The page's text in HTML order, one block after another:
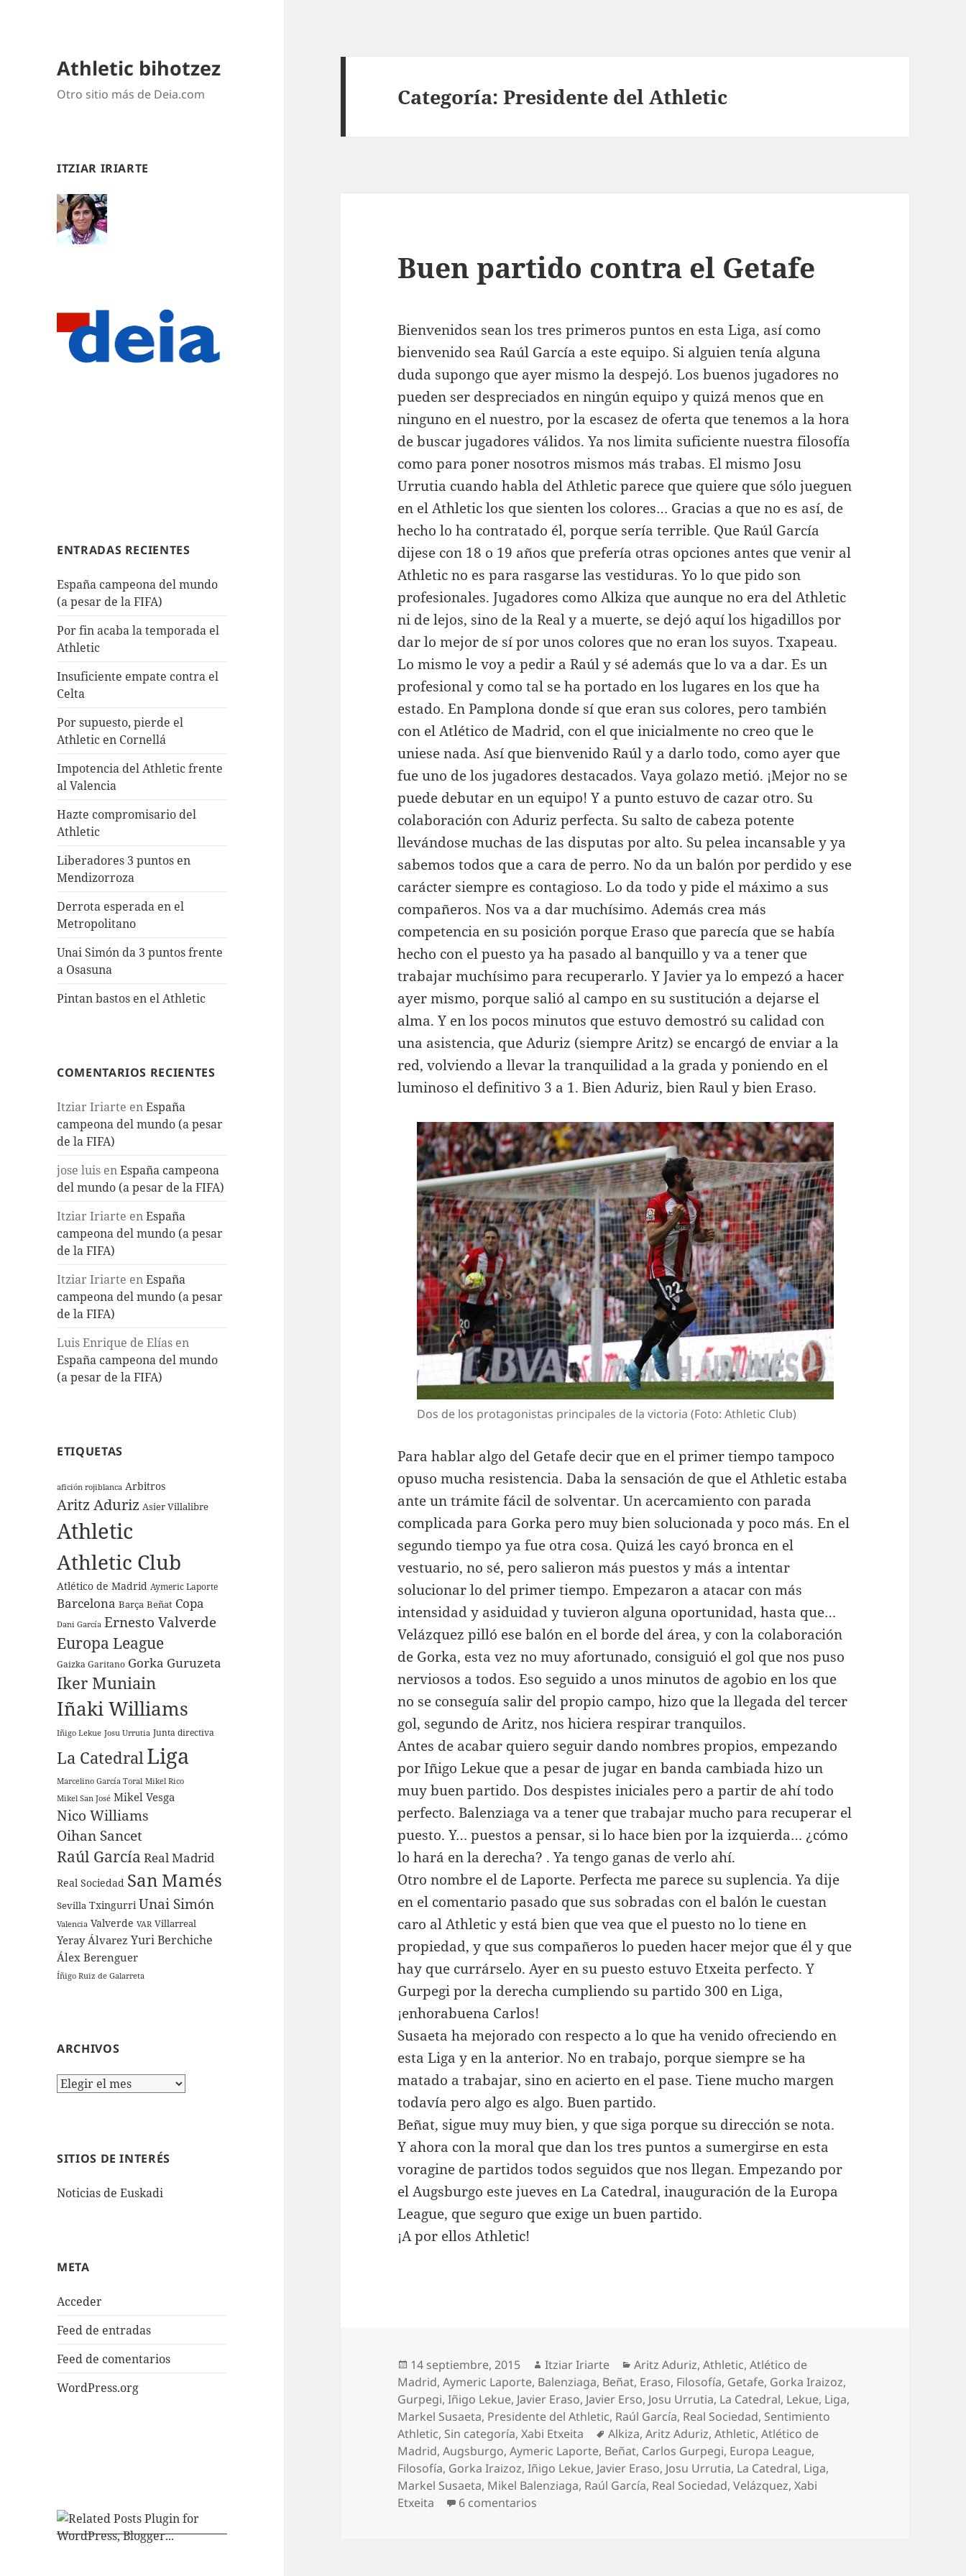
Athletic bihotzez
Otro sitio más de Deia.com
ITZIAR IRIARTE
ENTRADAS RECIENTES
España campeona del mundo
(a pesar de la FIFA)
Por fin acaba la temporada el
Athletic
Insuficiente empate contra el
Celta
Por supuesto, pierde el
Athletic en Cornellá
Impotencia del Athletic frente
al Valencia
Hazte compromisario del
Athletic
Liberadores 3 puntos en
Mendizorroza
Derrota esperada en el
Metropolitano
Unai Simón da 3 puntos frente
a Osasuna
Pintan bastos en el Athletic
COMENTARIOS RECIENTES
Itziar Iriarte enEspaña
campeona del mundo (a pesar
de la FIFA)
jose luis enEspaña campeona
del mundo (a pesar de la FIFA)
Itziar Iriarte enEspaña
campeona del mundo (a pesar
de la FIFA)
Itziar Iriarte enEspaña
campeona del mundo (a pesar
de la FIFA)
Luis Enrique de Elías en
España campeona del mundo
(a pesar de la FIFA)
ETIQUETAS
afición rojiblanca Arbitros
Aritz Aduriz Asier Villalibre
Athletic
Athletic Club
Atlético de Madrid Aymeric Laporte
Barcelona Barça Beñat Copa
Dani García Ernesto Valverde
Europa League
Gaizka Garitano Gorka Guruzeta
Iker Muniain
Iñaki Williams
Iñigo Lekue Josu Urrutia Junta directiva
La CatedralLiga
Marcelino García Toral Mikel Rico
Mikel San José Mikel Vesga
Nico Williams
Oihan Sancet
Raúl García Real Madrid
Real Sociedad San Mamés
Sevilla Txingurri Unai Simón
Valencia Valverde VAR Villarreal
Yeray Álvarez Yuri Berchiche
Álex Berenguer
Íñigo Ruiz de Galarreta
ARCHIVOS
Archivos
SITIOS DE INTERÉS
Noticias de Euskadi
META
Acceder
Feed de entradas
Feed de comentarios
WordPress.org
Categoría:Presidente del Athletic
Buen partido contra el Getafe
Bienvenidos sean los tres primeros puntos en esta Liga, así como
bienvenido sea Raúl García a este equipo. Si alguien tenía alguna
duda supongo que ayer mismo la despejó. Los buenos jugadores no
pueden ser despreciados en ningún equipo y quizá menos que en
ninguno en el nuestro, por la escasez de oferta que tenemos a la hora
de buscar jugadores válidos. Ya nos limita suficiente nuestra filosofía
como para poner nosotros mismos más trabas. El mismo Josu
Urrutia cuando habla del Athletic parece que quiere que sólo jueguen
en el Athletic los que sienten los colores… Gracias a que no es así, de
hecho lo ha contratado él, porque sería terrible. Que Raúl García
dijese con 18 o 19 años que prefería otras opciones antes que venir al
Athletic no es para rasgarse las vestiduras. Yo lo que pido son
profesionales. Jugadores como Alkiza que aunque no era del Athletic
ni de lejos, sino de la Real y a muerte, se dejó aquí los higadillos por
dar lo mejor de sí por unos colores que no eran los suyos. Txapeau.
Lo mismo le voy a pedir a Raúl y sé además que lo va a dar. Es un
profesional y como tal se ha portado en los lugares en los que ha
estado. En Pamplona donde sí que eran sus colores, pero también
con el Atlético de Madrid, con el que inicialmente no creo que le
uniese nada. Así que bienvenido Raúl y a darlo todo, como ayer que
fue uno de los jugadores destacados. Vaya golazo metió. ¡Mejor no se
puede debutar en un equipo! Y a punto estuvo de cazar otro. Su
colaboración con Aduriz perfecta. Su salto de cabeza potente
llevándose muchas de las disputas por alto. Su pelea incansable y ya
sabemos todos que a cara de perro. No da un balón por perdido y ese
carácter siempre es contagioso. Lo da todo y pide el máximo a sus
compañeros. Nos va a dar muchísimo. Además crea más
competencia en su posición porque Eraso que parecía que se había
hecho con el puesto ya ha pasado al banquillo y va a tener que
trabajar muchísimo para recuperarlo. Y Javier ya lo empezó a hacer
ayer mismo, porque salió al campo en su sustitución a dejarse el
alma. Y en los pocos minutos que estuvo demostró su calidad con
una asistencia, que Aduriz (siempre Aritz) se encargó de enviar a la
red, volviendo a llevar la tranquilidad a la grada y poniendo en el
luminoso el definitivo 3 a 1. Bien Aduriz, bien Raul y bien Eraso.
Dos de los protagonistas principales de la victoria (Foto: Athletic Club)
Para hablar algo del Getafe decir que en el primer tiempo tampoco
opuso mucha resistencia. Daba la sensación de que el Athletic estaba
ante un trámite fácil de solventar. Un acercamiento con parada
complicada para Gorka pero muy bien solucionada y poco más. En el
segundo tiempo ya fue otra cosa. Quizá les cayó bronca en el
vestuario, no sé, pero salieron más puestos y más a intentar
solucionar lo del primer tiempo. Empezaron a atacar con más
intensidad y asiduidad y tuvieron alguna oportunidad, hasta que…
Velázquez pilló ese balón en el borde del área, y con la colaboración
de Gorka, esta vez no muy afortunado, consiguió el gol que nos puso
nerviosos a todos. Eso seguido a unos minutos de agobio en los que
no se conseguía salir del propio campo, hizo que la llegada del tercer
gol, segundo de Aritz, nos hiciera respirar tranquilos.
Antes de acabar quiero seguir dando nombres propios, empezando
por Iñigo Lekue que a pesar de jugar en banda cambiada hizo un
muy buen partido. Dos despistes iniciales pero a partir de ahí todo
perfecto. Balenziaga va a tener que trabajar mucho para recuperar el
puesto. Y… puestos a pensar, si lo hace bien por la izquierda… ¿cómo
lo hará en la derecha? . Ya tengo ganas de verlo ahí.
Otro nombre el de Laporte. Perfecta me parece su suplencia. Ya dije
en el comentario pasado que sus sobradas con el balón le cuestan
caro al Athletic y está bien que vea que el puesto no lo tiene en
propiedad, y que sus compañeros lo pueden hacer mejor que él y que
hay que currárselo. Ayer en su puesto estuvo Etxeita perfecto. Y
Gurpegi por la derecha cumpliendo su partido 300 en Liga,
¡enhorabuena Carlos!
Susaeta ha mejorado con respecto a lo que ha venido ofreciendo en
esta Liga y en la anterior. No en trabajo, porque siempre se ha
matado a trabajar, sino en acierto en el pase. Tiene mucho margen
todavía pero algo es algo. Buen partido.
Beñat, sigue muy muy bien, y que siga porque su dirección se nota.
Y ahora con la moral que dan los tres puntos a sumergirse en esta
voragine de partidos todos seguidos que nos llegan. Empezando por
el Augsburgo este jueves en La Catedral, inauguración de la Europa
League, que seguro que exige un buen partido.
¡A por ellos Athletic!
Publicado
el
14 septiembre, 2015 Autor
Itziar Iriarte Categorías
Aritz Aduriz,Athletic,Atlético de
Madrid,Aymeric Laporte, Balenziaga, Beñat, Eraso, Filosofía, Getafe, Gorka Iraizoz,
Gurpegi,Iñigo Lekue, Javier Eraso, Javier Erso, Josu Urrutia, La Catedral, Lekue, Liga,
Markel Susaeta, Presidente del Athletic, Raúl García, Real Sociedad, Sentimiento
Athletic, Sin categoría,Xabi Etxeita Etiquetas
Alkiza,Aritz Aduriz,Athletic,Atlético de
Madrid,Augsburgo,Aymeric Laporte, Beñat, Carlos Gurpegi, Europa League,
Filosofía, Gorka Iraizoz,Iñigo Lekue, Javier Eraso, Josu Urrutia, La Catedral, Liga,
Markel Susaeta, Mikel Balenziaga, Raúl García, Real Sociedad,Velázquez,Xabi
Etxeita
6 comentarios